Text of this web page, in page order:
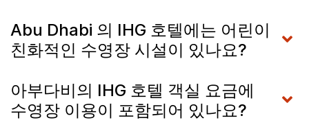
Abu Dhabi 의 IHG 호텔에는 어린이
친화적인 수영장 시설이 있나요?
아부다비의 IHG 호텔 객실 요금에
수영장 이용이 포함되어 있나요?